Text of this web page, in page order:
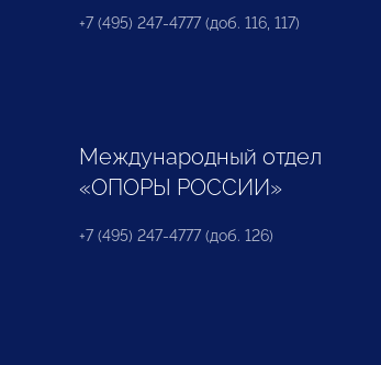
+7 (495) 247-4777 (доб. 116, 117)
Международный отдел
«ОПОРЫ РОССИИ»
+7 (495) 247-4777 (доб. 126)